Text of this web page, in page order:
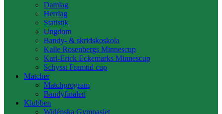
Damlag
Herrlag
Statistik
Ungdom
Bandy- & skridskoskola
Kalle Rosenbergs Minnescup
Karl-Erick Eckemarks Minnescup
Schysst Framtid cup
Matcher
Matchprogram
Bandyfinalen
Klubben
Widénska Gymnasiet